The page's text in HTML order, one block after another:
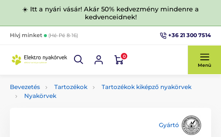
☀️ Itt a nyári vásár! Akár 50% kedvezmény mindenre a
kedvenceidnek!
Hívj minket (Hé-Pé 8-16) +36 21 300 7514
0
Menü
Bevezetés Tartozékok
Tartozékok kiképző nyakörvek
Nyakörvek
Gyártó